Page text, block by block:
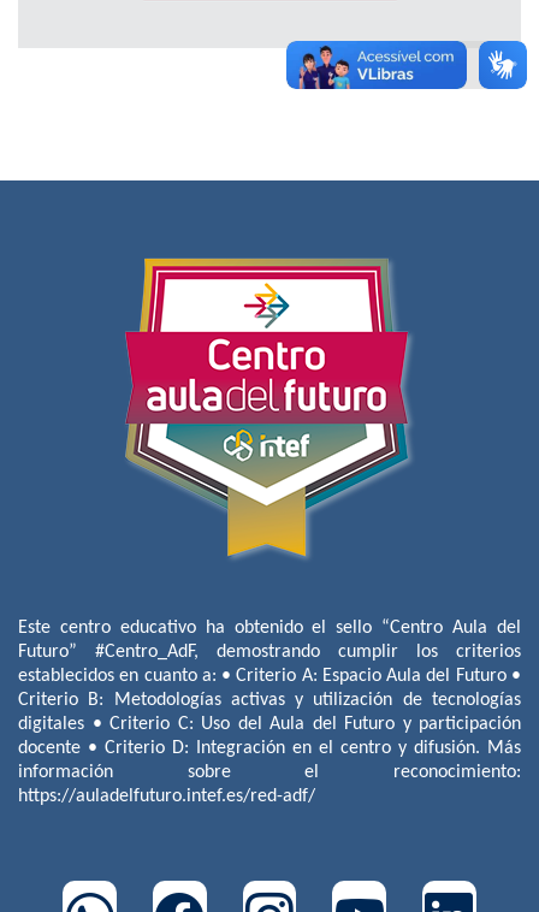
Este centro educativo ha obtenido el sello “Centro Aula del
Futuro” #Centro_AdF, demostrando cumplir los criterios
establecidos en cuanto a: • Criterio A: Espacio Aula del Futuro •
Criterio B: Metodologías activas y utilización de tecnologías
digitales • Criterio C: Uso del Aula del Futuro y participación
docente • Criterio D: Integración en el centro y difusión. Más
información sobre el reconocimiento:
https://auladelfuturo.intef.es/red-adf/